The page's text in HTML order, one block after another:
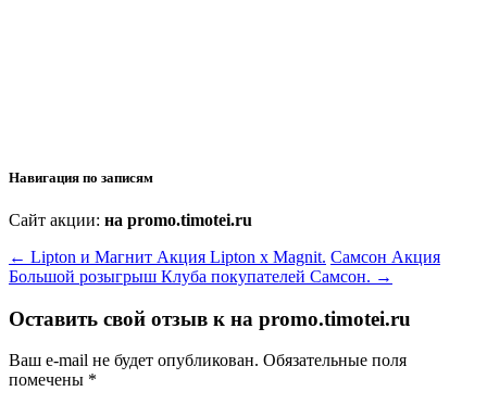
Навигация по записям
Сайт акции: на promo.timotei.ru
← Lipton и Магнит Акция Lipton x Magnit. Самсон Акция
Большой розыгрыш Клуба покупателей Самсон. →
Оставить свой отзыв к на promo.timotei.ru
Ваш e-mail не будет опубликован. Обязательные поля
помечены *